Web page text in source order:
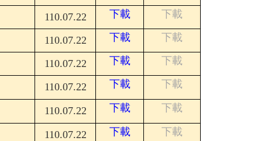
110.07.22 下載 下載
110.07.22 下載 下載
110.07.22 下載 下載
110.07.22 下載 下載
110.07.22 下載 下載
110.07.22 下載 下載